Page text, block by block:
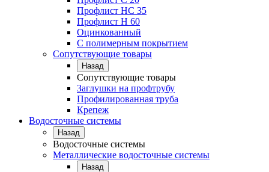
Профлист НС 35
Профлист Н 60
Оцинкованный
С полимерным покрытием
Сопутствующие товары
Назад
Сопутствующие товары
Заглушки на профтрубу
Профилированная труба
Крепеж
Водосточные системы
Назад
Водосточные системы
Металлические водосточные системы
Назад